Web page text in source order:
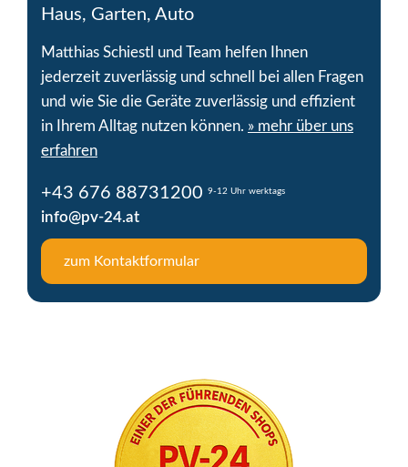
Sunwoda Energy
Tigo energy
Trina Solar
TSUN
Zendure
ZYC Energy
Haus, Garten, Auto
Matthias Schiestl und Team helfen Ihnen
jederzeit zuverlässig und schnell bei allen Fragen
und wie Sie die Geräte zuverlässig und effizient
in Ihrem Alltag nutzen können. » mehr über uns
erfahren
+43 676 88731200 9-12 Uhr werktags
info@pv-24.at
zum Kontaktformular